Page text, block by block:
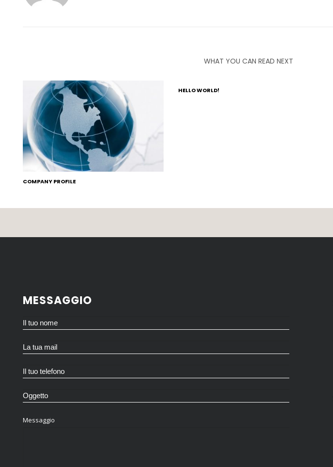
WHAT YOU CAN READ NEXT
COMPANY PROFILE
HELLO WORLD!
MESSAGGIO
Messaggio